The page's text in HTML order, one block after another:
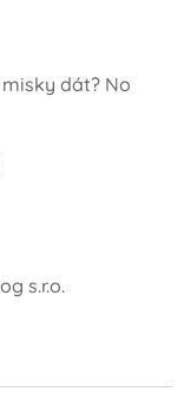
dát? No
s.r.o.